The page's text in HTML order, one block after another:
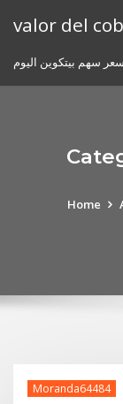
valor del
سهم بيتكوين اليوم
Home
Moranda64484